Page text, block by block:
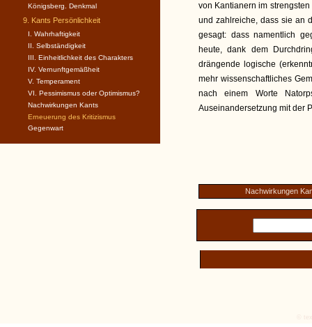
von Kantianern im
und zahlreiche, dass sie an
gesagt: dass namentlich
heute, dank dem
drängende logische
mehr wissenschaftliches
nach einem Worte
Auseinandersetzung mit der
Nachwirkungen
Königsberg. Denkmal
9. Kants Persönlichkeit
I. Wahrhaftigkeit
II. Selbständigkeit
III. Einheitlichkeit des Charakters
IV. Vernunftgemäßheit
V. Temperament
VI. Pessimismus oder Optimismus?
Nachwirkungen Kants
Erneuerung des Kritizismus
Gegenwart